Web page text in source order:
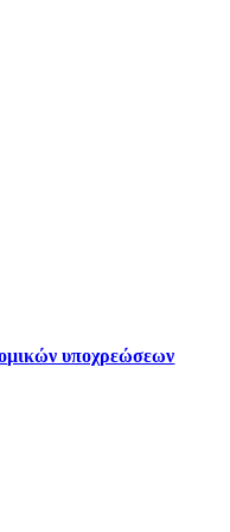
υποχρεώσεων